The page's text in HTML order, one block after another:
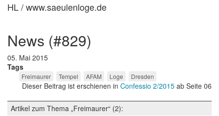
HL / www.saeulenloge.de
news (#829)
05. Mai 2015
Tags
Freimaurer Tempel AFAM Loge Dresden
Dieser Beitrag ist erschienen in Confessio 2/2015 ab Seite 06
Artikel zum Thema „Freimaurer“ (2):